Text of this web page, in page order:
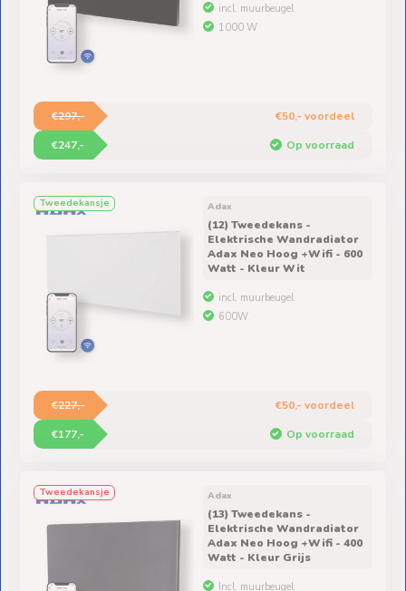
Klantenservice
Contact
incl. muurbeugel
1000 W
€297,-
€50,- voordeel
€247,-
Op voorraad
Tweedekansje Adax
(12) Tweedekans -
Elektrische Wandradiator
Adax Neo Hoog +Wifi - 600
Watt - Kleur Wit
incl. muurbeugel
600W
€227,-
€50,- voordeel
€177,-
Op voorraad
Tweedekansje Adax
(13) Tweedekans -
Elektrische Wandradiator
Adax Neo Hoog +Wifi - 400
Watt - Kleur Grijs
Incl. muurbeugel